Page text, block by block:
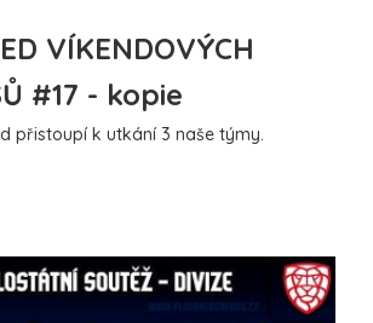
VÍKENDOVÝCH
#17 - kopie
přistoupí k utkání 3 naše týmy.